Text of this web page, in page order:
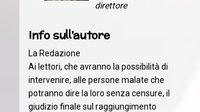
direttore
Info sull'autore
La Redazione
Ai lettori, che avranno la possibilità di
intervenire, alle persone malate che
potranno dire la loro senza censure, il
giudizio finale sul raggiungimento